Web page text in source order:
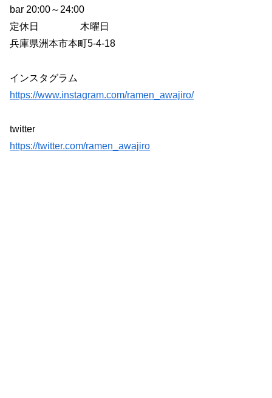
bar 20:00～24:00
定休日 木曜日
兵庫県洲本市本町5-4-18
インスタグラム
https://www.instagram.com/ramen_awajiro/
twitter
https://twitter.com/ramen_awajiro